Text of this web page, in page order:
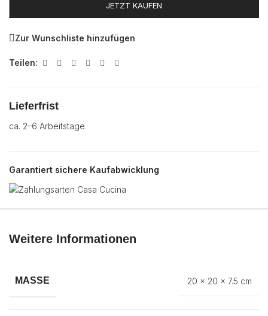
JETZT KAUFEN
Zur Wunschliste hinzufügen
Teilen:
Lieferfrist
ca. 2–6 Arbeitstage
Garantiert sichere Kaufabwicklung
Weitere Informationen
MASSE 20 × 20 × 7.5 cm